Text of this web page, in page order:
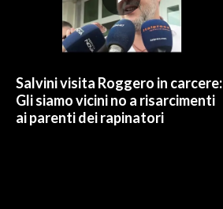
Salvini visita Roggero in carcere:
Gli siamo vicini no a risarcimenti
ai parenti dei rapinatori